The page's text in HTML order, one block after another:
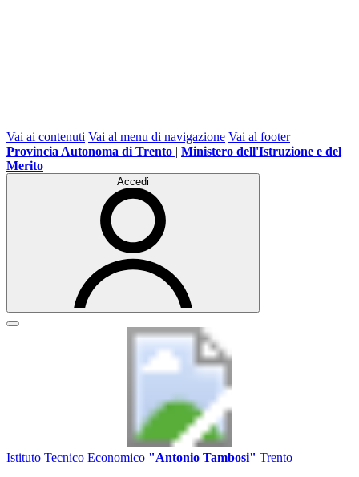
Vai ai contenuti Vai al menu di navigazione Vai al footer
Provincia Autonoma di Trento | Ministero dell'Istruzione e del
Merito
Accedi
Istituto Tecnico Economico "Antonio Tambosi" Trento